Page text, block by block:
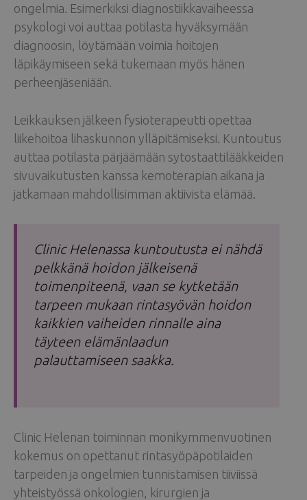
ongelmia. Esimerkiksi diagnostiikkavaiheessa
psykologi voi auttaa potilasta hyväksymään
diagnoosin, löytämään voimia hoitojen
läpikäymiseen sekä tukemaan myös hänen
perheenjäseniään.
Leikkauksen jälkeen fysioterapeutti opettaa
liikehoitoa lihaskunnon ylläpitämiseksi. Kuntoutus
auttaa potilasta pärjäämään sytostaattilääkkeiden
sivuvaikutusten kanssa kemoterapian aikana ja
jatkamaan mahdollisimman aktiivista elämää.
Clinic Helenassa kuntoutusta ei nähdä
pelkkänä hoidon jälkeisenä
toimenpiteenä, vaan se kytketään
tarpeen mukaan rintasyövän hoidon
kaikkien vaiheiden rinnalle aina
täyteen elämänlaadun
palauttamiseen saakka.
Clinic Helenan toiminnan monikymmenvuotinen
kokemus on opettanut rintasyöpäpotilaiden
tarpeiden ja ongelmien tunnistamisen tiiviissä
yhteistyössä onkologien, kirurgien ja